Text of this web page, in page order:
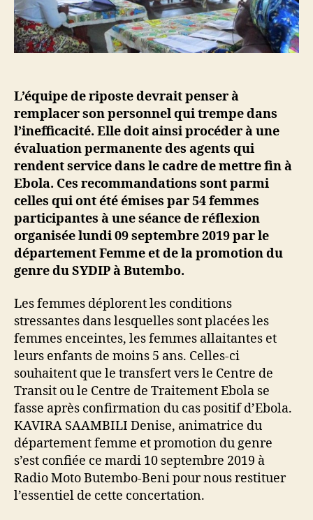
L’équipe de riposte devrait penser à
remplacer son personnel qui trempe dans
l’inefficacité. Elle doit ainsi procéder à une
évaluation permanente des agents qui
rendent service dans le cadre de mettre fin à
Ebola. Ces recommandations sont parmi
celles qui ont été émises par 54 femmes
participantes à une séance de réflexion
organisée lundi 09 septembre 2019 par le
département Femme et de la promotion du
genre du SYDIP à Butembo.
Les femmes déplorent les conditions
stressantes dans lesquelles sont placées les
femmes enceintes, les femmes allaitantes et
leurs enfants de moins 5 ans. Celles-ci
souhaitent que le transfert vers le Centre de
Transit ou le Centre de Traitement Ebola se
fasse après confirmation du cas positif d’Ebola.
KAVIRA SAAMBILI Denise, animatrice du
département femme et promotion du genre
s’est confiée ce mardi 10 septembre 2019 à
Radio Moto Butembo-Beni pour nous restituer
l’essentiel de cette concertation.